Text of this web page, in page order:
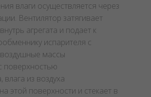
влаги осуществляется через
Вентилятор затягивает
агрегата и подает к
испарителя с
массы
поверхностью
из воздуха
этой поверхности и стекает в